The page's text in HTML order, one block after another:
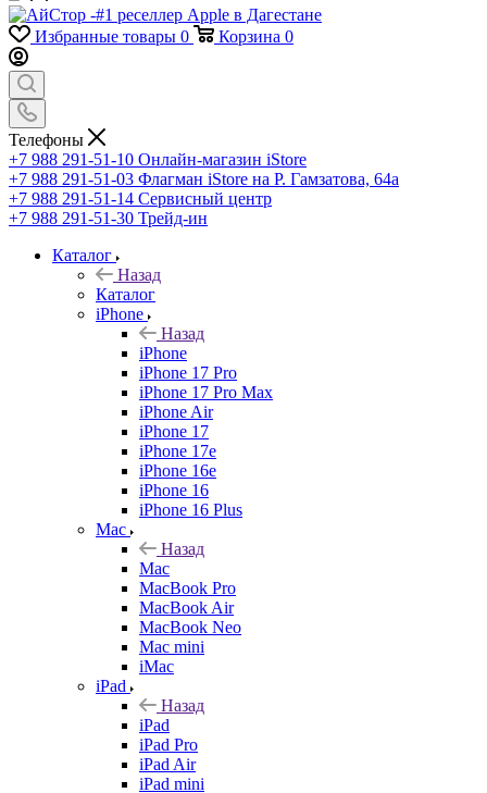
Избранные товары 0 Корзина 0
Телефоны
+7 988 291-51-10 Онлайн-магазин iStore
+7 988 291-51-03 Флагман iStore на Р. Гамзатова, 64а
+7 988 291-51-14 Сервисный центр
+7 988 291-51-30 Трейд-ин
Каталог
Назад
Каталог
iPhone
Назад
iPhone
iPhone 17 Pro
iPhone 17 Pro Max
iPhone Air
iPhone 17
iPhone 17e
iPhone 16e
iPhone 16
iPhone 16 Plus
Mac
Назад
Mac
MacBook Pro
MacBook Air
MacBook Neo
Mac mini
iMac
iPad
Назад
iPad
iPad Pro
iPad Air
iPad mini